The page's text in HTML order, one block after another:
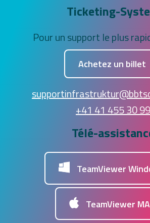
Ticketing-
Pour un support le plus
Achetez un billet
+41 41 455 30 99
Télé-
TeamViewer
TeamViewer